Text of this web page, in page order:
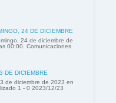
24 DE DICIEMBRE
24 de diciembre de
00:00. Comunicaciones
DE DICIEMBRE
de diciembre de 2023 en
1 - 0 2023/12/23